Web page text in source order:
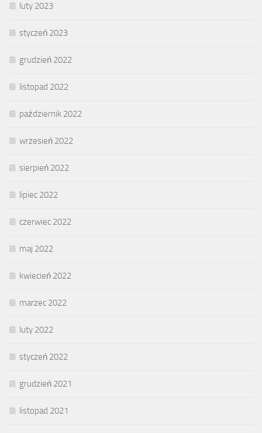
luty 2023
styczeń 2023
grudzień 2022
listopad 2022
październik 2022
wrzesień 2022
sierpień 2022
lipiec 2022
czerwiec 2022
maj 2022
kwiecień 2022
marzec 2022
luty 2022
styczeń 2022
grudzień 2021
listopad 2021